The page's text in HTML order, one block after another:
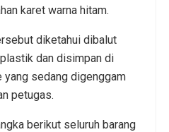
karet warna hitam.
diketahui dibalut
dan disimpan di
yang sedang digenggam
petugas.
berikut seluruh barang